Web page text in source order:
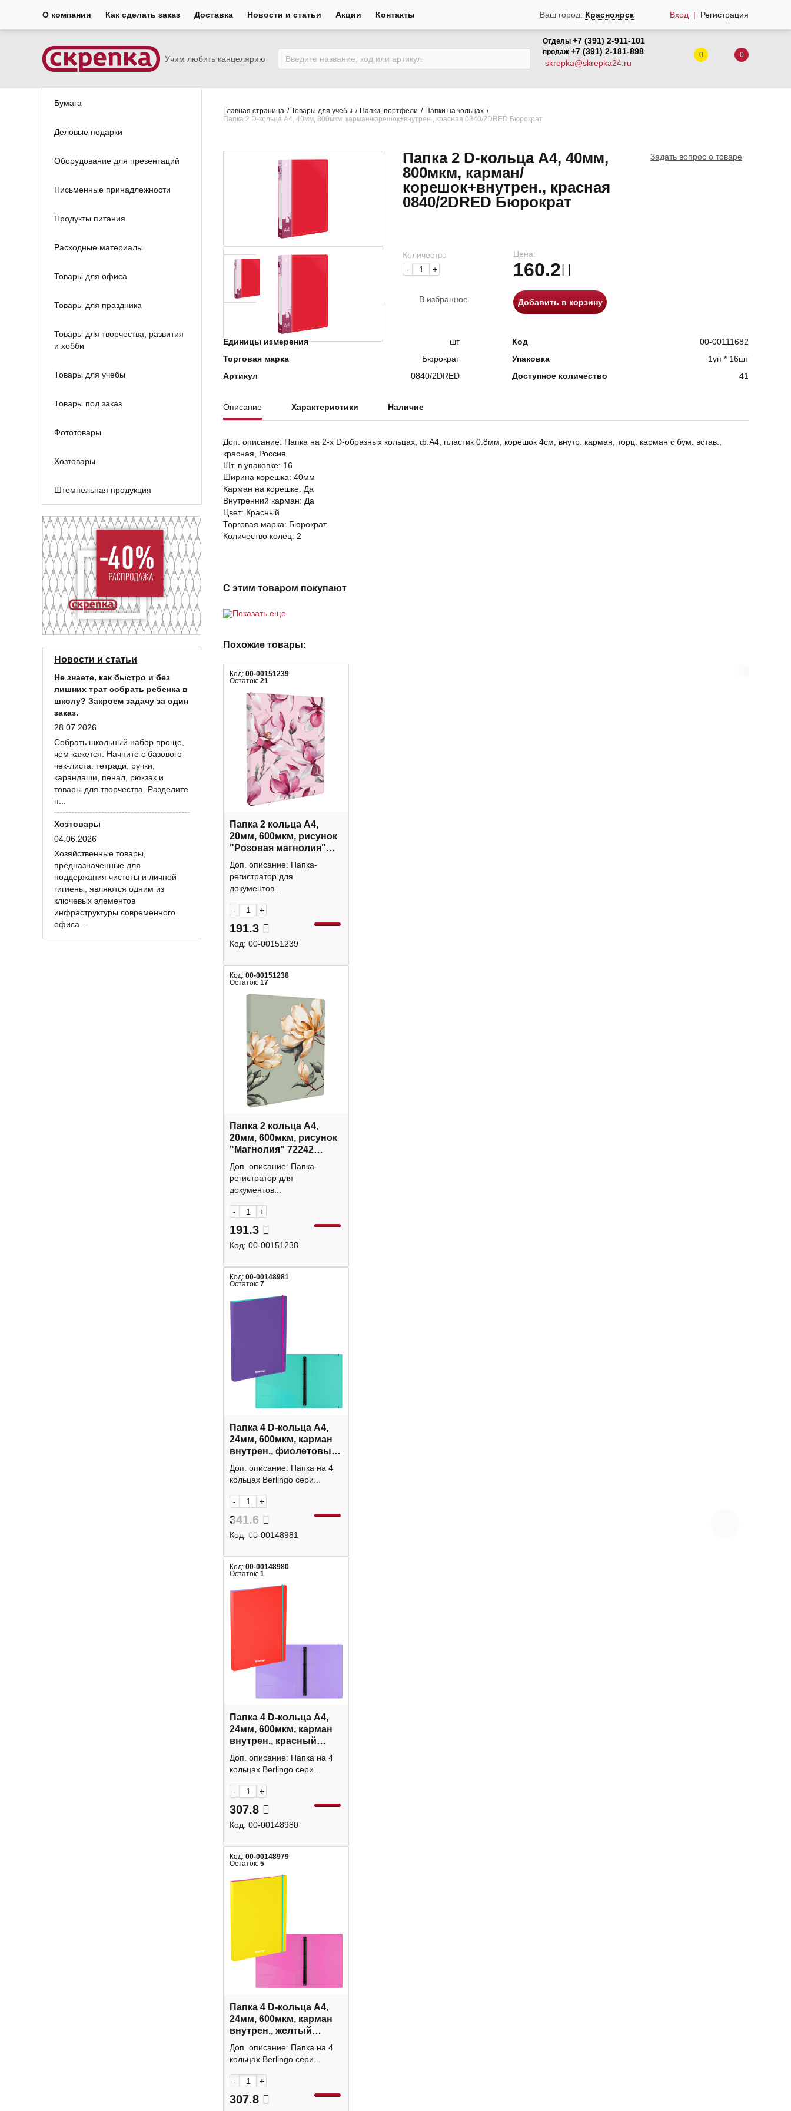
О компании Как сделать заказ Доставка Новости и статьи Акции Контакты Ваш город: Красноярск Вход Регистрация
Учим любить канцелярию
Отделы +7 (391) 2-911-101
продаж +7 (391) 2-181-898
skrepka@skrepka24.ru
0 0
Бумага
Деловые подарки
Оборудование для презентаций
Письменные принадлежности
Продукты питания
Расходные материалы
Товары для офиса
Товары для праздника
Товары для творчества, развития
и хобби
Товары для учебы
Товары под заказ
Фототовары
Хозтовары
Штемпельная продукция
Новости и статьи
Не знаете, как быстро и без
лишних трат собрать ребенка в
школу? Закроем задачу за один
заказ.
28.07.2026
Собрать школьный набор проще,
чем кажется. Начните с базового
чек-листа: тетради, ручки,
карандаши, пенал, рюкзак и
товары для творчества. Разделите
п...
Хозтовары
04.06.2026
Хозяйственные товары,
предназначенные для
поддержания чистоты и личной
гигиены, являются одним из
ключевых элементов
инфраструктуры современного
офиса...
Главная страница Товары для учебы Папки, портфели
Папки на кольцах
Папка 2 D-кольца А4, 40мм, 800мкм, карман/корешок+внутрен., красная 0840/2DRED Бюрократ
Папка 2 D-кольца А4, 40мм,
800мкм, карман/
корешок+внутрен., красная
0840/2DRED Бюрократ
Задать вопрос о товаре
Количество
-
+
В избранное
Цена:
160.2
Добавить в корзину
Единицы измерения шт Код
00-00111682
Торговая марка
Бюрократ Упаковка
1уп * 16шт
Артикул
0840/2DRED Доступное количество 41
Описание Характеристики Наличие
Доп. описание: Папка на 2-х D-образных кольцах, ф.А4, пластик 0.8мм, корешок 4см, внутр. карман, торц. карман с бум. встав.,
красная, Россия
Шт. в упаковке: 16
Ширина корешка: 40мм
Карман на корешке: Да
Внутренний карман: Да
Цвет: Красный
Торговая марка: Бюрократ
Количество колец: 2
С этим товаром покупают
Показать еще
Похожие товары:
Код: 00-00151239
Остаток: 21
Папка 2 кольца А4,
20мм, 600мкм, рисунок
"Розовая магнолия"
72243 Феникс+
Доп. описание: Папка-
регистратор для
документов...
- +
191.3
Код: 00-00151239
Код: 00-00151238
Остаток: 17
Папка 2 кольца А4,
20мм, 600мкм, рисунок
"Магнолия" 72242
Феникс+
Доп. описание: Папка-
регистратор для
документов...
- +
191.3
Код: 00-00151238
Код: 00-00148981
Остаток: 7
Папка 4 D-кольца А4,
24мм, 600мкм, карман
внутрен., фиолетовый
"Raze" RB4_4D152
Berlingo
Доп. описание: Папка на 4
кольцах Berlingo сери...
- +
341.6
Код: 00-00148981
Код: 00-00148980
Остаток: 1
Папка 4 D-кольца А4,
24мм, 600мкм, карман
внутрен., красный
"Raze" RB4_4D151
Berlingo
Доп. описание: Папка на 4
кольцах Berlingo сери...
- +
307.8
Код: 00-00148980
Код: 00-00148979
Остаток: 5
Папка 4 D-кольца А4,
24мм, 600мкм, карман
внутрен., желтый
"Raze" RB4_4D153
Berlingo
Доп. описание: Папка на 4
кольцах Berlingo сери...
- +
307.8